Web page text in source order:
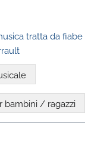
tratta da fiabe
bambini / ragazzi